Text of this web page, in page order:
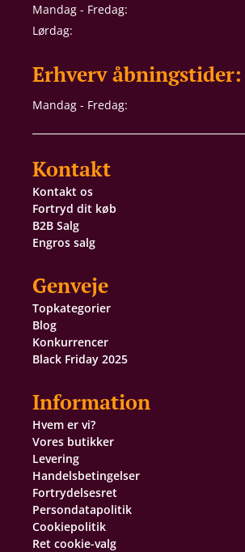
Mandag - Fredag:
Lørdag:
Erhverv åbningstider:
Mandag - Fredag:
Kontakt
Kontakt os
Fortryd dit køb
B2B Salg
Engros salg
Genveje
Topkategorier
Blog
Konkurrencer
Black Friday 2025
Information
Hvem er vi?
Vores butikker
Levering
Handelsbetingelser
Fortrydelsesret
Persondatapolitik
Cookiepolitik
Ret cookie-valg